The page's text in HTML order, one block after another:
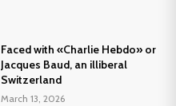
Faced with «Charlie Hebdo» or
Jacques Baud, an illiberal
Switzerland
March 13, 2026